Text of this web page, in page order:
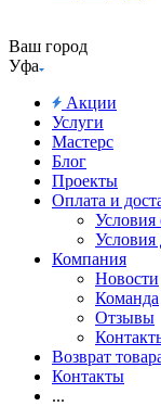
Ваш город
Уфа
Акции
Услуги
Мастерс
Блог
Проекты
Оплата и
Условия
Условия
Компания
Новости
Команда
Отзывы
Возврат
Контакты
...